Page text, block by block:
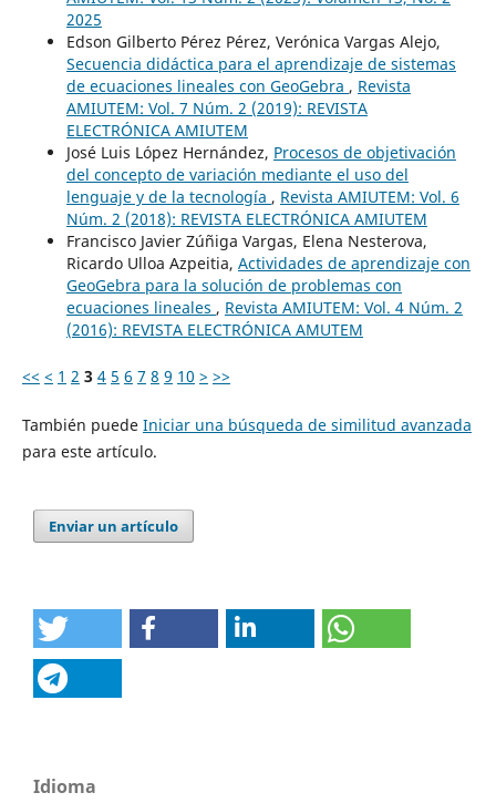
2025
Edson Gilberto Pérez Pérez, Verónica Vargas Alejo,
Secuencia didáctica para el aprendizaje de sistemas
de ecuaciones lineales con GeoGebra , Revista
AMIUTEM: Vol. 7 Núm. 2 (2019): REVISTA
ELECTRÓNICA AMIUTEM
José Luis López Hernández, Procesos de objetivación
del concepto de variación mediante el uso del
lenguaje y de la tecnología , Revista AMIUTEM: Vol. 6
Núm. 2 (2018): REVISTA ELECTRÓNICA AMIUTEM
Francisco Javier Zúñiga Vargas, Elena Nesterova,
Ricardo Ulloa Azpeitia, Actividades de aprendizaje con
GeoGebra para la solución de problemas con
ecuaciones lineales , Revista AMIUTEM: Vol. 4 Núm. 2
(2016): REVISTA ELECTRÓNICA AMUTEM
<< < 1 2 3 4 5 6 7 8 9 10 > >>
También puede Iniciar una búsqueda de similitud avanzada
para este artículo.
Enviar un artículo
Idioma